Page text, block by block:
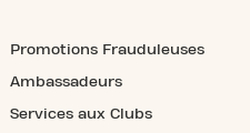
Promotions Frauduleuses
Ambassadeurs
Services aux Clubs